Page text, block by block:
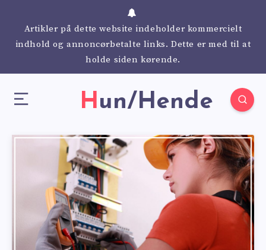
Artikler på dette website indeholder kommercielt
indhold og annoncørbetalte links. Dette er med til at
holde siden kørende.
Hun/Hende